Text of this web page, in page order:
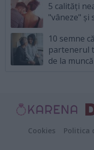
5 calități
"vâneze" și
10 semne
partenerul
de la muncă
Cookies Politica